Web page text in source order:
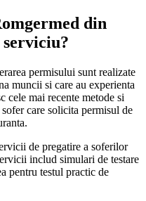
din
permisului sunt realizate
muncii si care au experienta
cele mai recente metode si
care solicita permisul de
de pregatire a soferilor
includ simulari de testare
pentru testul practic de